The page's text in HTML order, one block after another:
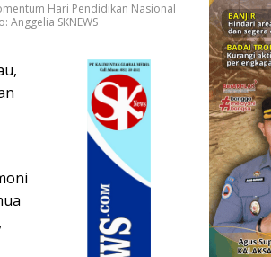
Hari Pendidikan Nasional
SKNEWS